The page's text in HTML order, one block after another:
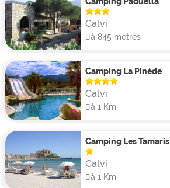
Calvi
à 845 metres
Camping La Pinède
Calvi
à 1 Km
Camping Les Tamaris
Calvi
à 1 Km